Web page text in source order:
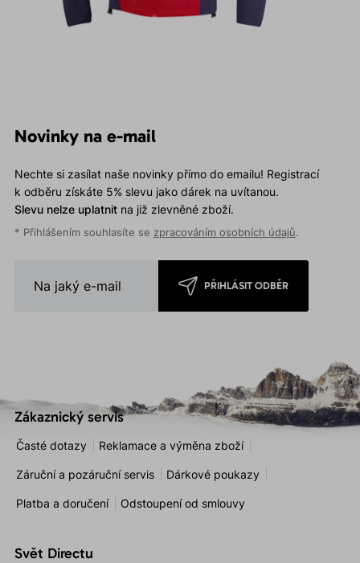
Novinky na e-mail
Nechte si zasílat naše novinky přímo do emailu! Registrací
k odběru získáte 5% slevu jako dárek na uvítanou.
Slevu nelze uplatnitna již zlevněné zboží.
* Přihlášením souhlasíte se zpracováním osobních údajů.
PŘIHLÁSIT ODBĚR
Zákaznický servis
Časté dotazy Reklamace a výměna zboží
Záruční a pozáruční servis Dárkové poukazy
Platba a doručení Odstoupení od smlouvy
Svět Directu